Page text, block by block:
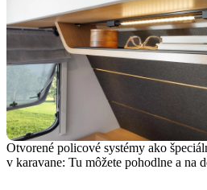
Otvorené policové systémy ako
v karavane: Tu môžete pohodlne a na